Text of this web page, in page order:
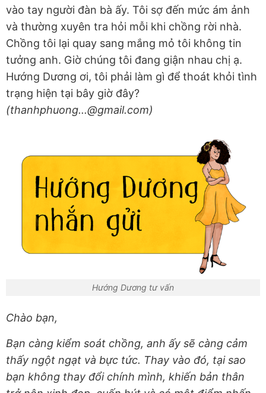
vào tay người đàn bà ấy. Tôi sợ đến mức ám ảnh
và thường xuyên tra hỏi mỗi khi chồng rời nhà.
Chồng tôi lại quay sang mắng mỏ tôi không tin
tưởng anh. Giờ chúng tôi đang giận nhau chị ạ.
Hướng Dương ơi, tôi phải làm gì để thoát khỏi tình
trạng hiện tại bây giờ đây?
(thanhphuong...@gmail.com)
Hướng Dương tư vấn
Chào bạn,
Bạn càng kiểm soát chồng, anh ấy sẽ càng cảm
thấy ngột ngạt và bực tức. Thay vào đó, tại sao
bạn không thay đổi chính mình, khiến bản thân